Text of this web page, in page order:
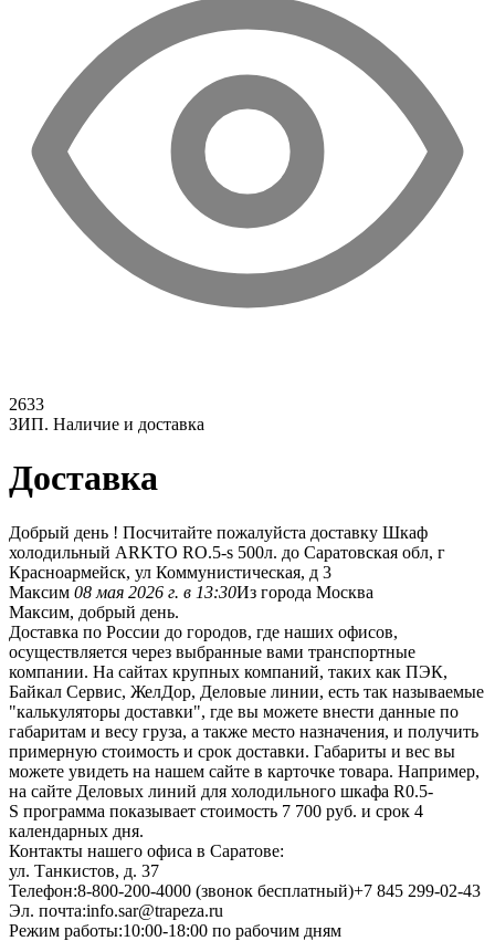
2633
ЗИП. Наличие и доставка
Доставка
Добрый день ! Посчитайте пожалуйста доставку Шкаф
холодильный ARKTO RO.5-s 500л. до Саратовская обл, г
Красноармейск, ул Коммунистическая, д 3
Максим 08 мая 2026 г. в 13:30Из города Москва
Максим, добрый день.
Доставка по России до городов, где наших офисов,
осуществляется через выбранные вами транспортные
компании. На сайтах крупных компаний, таких как ПЭК,
Байкал Сервис, ЖелДор, Деловые линии, есть так называемые
"калькуляторы доставки", где вы можете внести данные по
габаритам и весу груза, а также место назначения, и получить
примерную стоимость и срок доставки. Габариты и вес вы
можете увидеть на нашем сайте в карточке товара. Например,
на сайте Деловых линий для холодильного шкафа R0.5-
S программа показывает стоимость 7 700 руб. и срок 4
календарных дня.
Контакты нашего офиса в Саратове:
ул. Танкистов, д. 37
Телефон:8-800-200-4000 (звонок бесплатный)+7 845 299-02-43
Эл. почта:info.sar@trapeza.ru
Режим работы:10:00-18:00 по рабочим дням